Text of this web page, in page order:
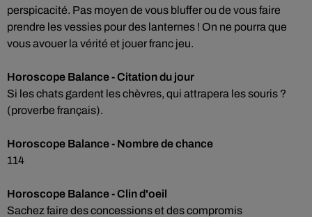
perspicacité. Pas moyen de vous bluffer ou de vous faire
prendre les vessies pour des lanternes ! On ne pourra que
vous avouer la vérité et jouer franc jeu.
Horoscope Balance - Citation du jour
Si les chats gardent les chèvres, qui attrapera les souris ?
(proverbe français).
Horoscope Balance - Nombre de chance
114
Horoscope Balance - Clin d'oeil
Sachez faire des concessions et des compromis